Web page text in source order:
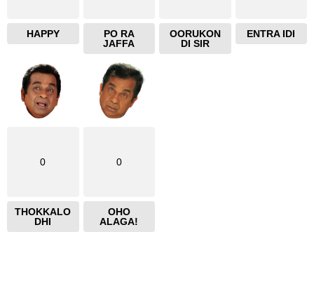
HAPPY
PO RA
JAFFA
OORUKON
DI SIR
ENTRA IDI
0
THOKKALO
DHI
0
OHO
ALAGA!